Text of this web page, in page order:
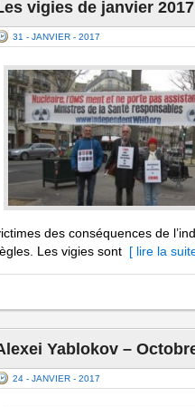
vigies de janvier
31 - JANVIER - 2017
des conséquences de
Les vigies sont [ lire la
Yablokov –
24 - JANVIER - 2017